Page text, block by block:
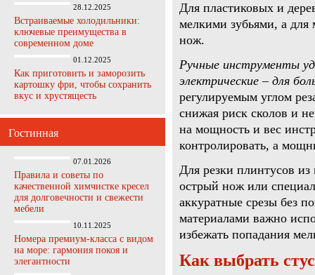
28.12.2025
Встраиваемые холодильники:
ключевые преимущества в
современном доме
01.12.2025
Как приготовить и заморозить
картошку фри, чтобы сохранить
вкус и хрустящесть
Гостинная
07.01.2026
Правила и советы по
качественной химчистке кресел
для долговечности и свежести
мебели
10.11.2025
Номера премиум-класса с видом
на море: гармония покоя и
элегантности
Для пластиковых и
мелкими зубьями, а для
нож.
Ручные инструменты
электрические – для
регулируемым углом
снижая риск сколов и
на мощность и вес
контролировать, а
Для резки плинтусов из
острый нож или
аккуратные срезы без
материалами важно
избежать попадания
Как выбрать